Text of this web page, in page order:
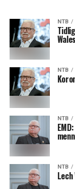
NTB
NTB
NTB
NTB